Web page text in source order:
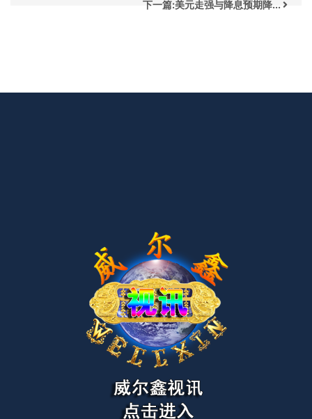
下一篇:美元走强与降息预期降...